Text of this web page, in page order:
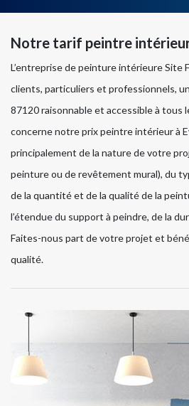
Notre tarif peintre
L’entreprise de peinture intérieure Site
clients, particuliers et professionnels,
87120 raisonnable et accessible à tous
concerne notre prix peintre intérieur à
principalement de la nature de votre
peinture ou de revêtement mural), du
de la quantité et de la qualité de la
l’étendue du support à peindre, de la
Faites-nous part de votre projet et
qualité.